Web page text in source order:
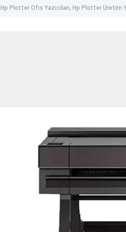
Hp Plotter Ofis Yazıcıları, Hp Plotter Üretim